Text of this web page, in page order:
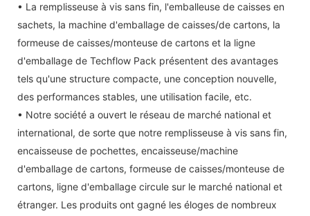
• La remplisseuse à vis sans fin, l'emballeuse de caisses en
sachets, la machine d'emballage de caisses/de cartons, la
formeuse de caisses/monteuse de cartons et la ligne
d'emballage de Techflow Pack présentent des avantages
tels qu'une structure compacte, une conception nouvelle,
des performances stables, une utilisation facile, etc.
• Notre société a ouvert le réseau de marché national et
international, de sorte que notre remplisseuse à vis sans fin,
encaisseuse de pochettes, encaisseuse/machine
d'emballage de cartons, formeuse de caisses/monteuse de
cartons, ligne d'emballage circule sur le marché national et
étranger. Les produits ont gagné les éloges de nombreux